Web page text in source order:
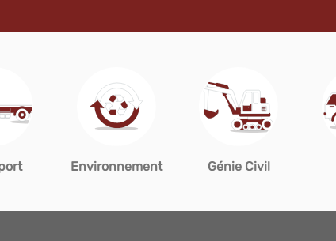
Environnement Génie Civil